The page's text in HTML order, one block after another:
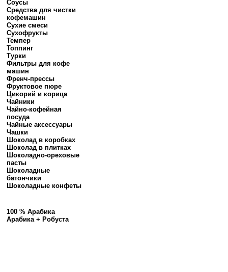
Соусы
Средства для чистки
кофемашин
Сухие смеси
Сухофрукты
Темпер
Топпинг
Турки
Фильтры для кофе
машин
Френч-прессы
Фруктовое пюре
Цикорий и корица
Чайники
Чайно-кофейная
посуда
Чайные аксессуары
Чашки
Шоколад в коробках
Шоколад в плитках
Шоколадно-ореховые
пасты
Шоколадные
батончики
Шоколадные конфеты
100 % Арабика
Арабика + Робуста